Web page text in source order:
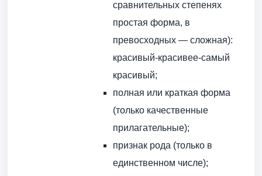
сравнительных степенях
простая форма, в
превосходных — сложная):
красивый-красивее-самый
красивый;
полная или краткая форма
(только качественные
прилагательные);
признак рода (только в
единственном числе);